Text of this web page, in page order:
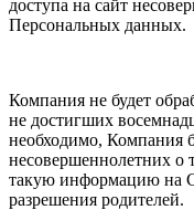
доступа на сайт
Персональных данных.
Компания не будет
не достигших
необходимо, Компания
несовершеннолетних о
такую информацию на
разрешения родителей.